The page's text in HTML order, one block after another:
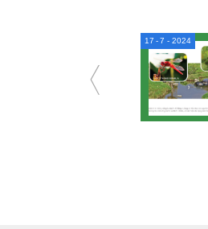
bố Đồ án điều chỉnh
Quy hoạch chung Thành
phố Hồ Chí Minh đến
17 7 - 2024